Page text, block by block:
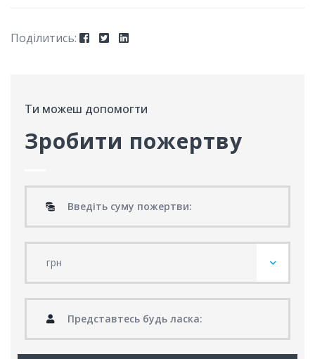
Поділитись:ㅤ
Ти можеш допомогти
Зробити пожертву